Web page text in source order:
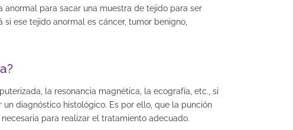
anormal para sacar una muestra de tejido para ser
ese tejido anormal es cáncer, tumor benigno,
la resonancia magnética, la ecografí­a, etc., si
diagnóstico histológico. Es por ello, que la punción
para realizar el tratamiento adecuado.